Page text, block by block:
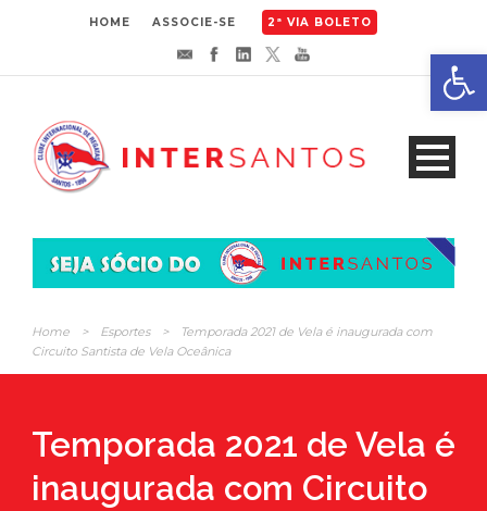
HOME ASSOCIE-SE 2ª VIA BOLETO
Home > Esportes >
Temporada 2021 de Vela é inaugurada com
Circuito Santista de Vela Oceânica
Temporada 2021 de Vela é
inaugurada com Circuito
Abrir